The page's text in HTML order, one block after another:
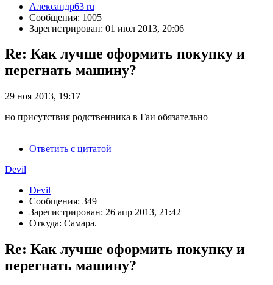
Александр63 ru
Сообщения: 1005
Зарегистрирован: 01 июл 2013, 20:06
Re: Как лучше оформить покупку и
перегнать машину?
29 ноя 2013, 19:17
но присутствия родственника в Гаи обязательно
Ответить с цитатой
Devil
Devil
Сообщения: 349
Зарегистрирован: 26 апр 2013, 21:42
Откуда: Самара.
Re: Как лучше оформить покупку и
перегнать машину?